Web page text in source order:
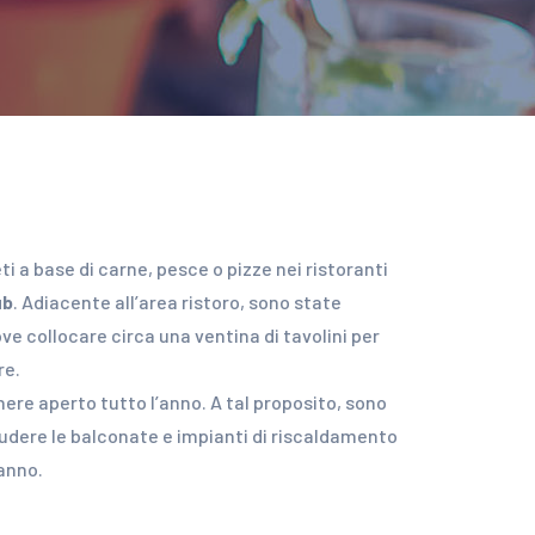
a base di carne, pesce o pizze nei ristoranti
. Adiacente all’area ristoro, sono state
collocare circa una ventina di tavolini per
aperto tutto l’anno. A tal proposito, sono
le balconate e impianti di riscaldamento